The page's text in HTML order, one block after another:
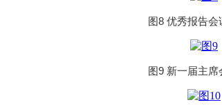
图8 优秀报告会
图9 新一届主席